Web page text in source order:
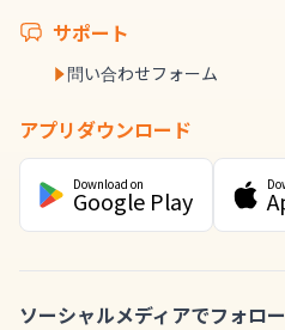
サポート
問い合わせフォーム
アプリダウンロード
Download on
Google Play
ソーシャルメディアでフォロー